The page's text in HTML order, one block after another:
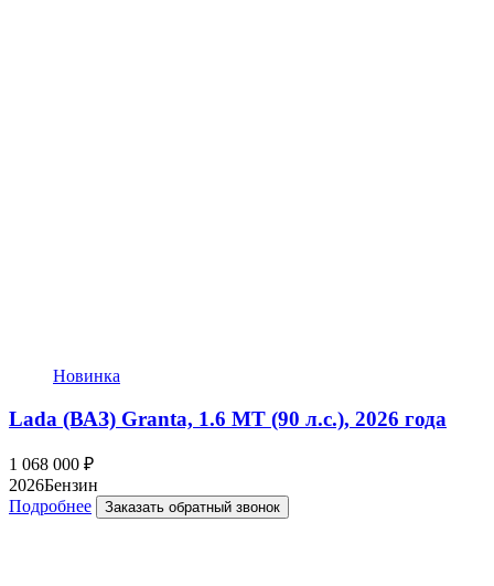
Новинка
Lada (ВАЗ) Granta, 1.6 MT (90 л.с.), 2026 года
1 068 000 ₽
2026Бензин
Подробнее
Заказать обратный звонок